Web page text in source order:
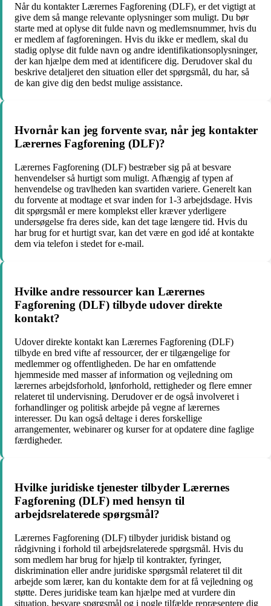
Når du kontakter Lærernes Fagforening (DLF), er det vigtigt at
give dem så mange relevante oplysninger som muligt. Du bør
starte med at oplyse dit fulde navn og medlemsnummer, hvis du
er medlem af fagforeningen. Hvis du ikke er medlem, skal du
stadig oplyse dit fulde navn og andre identifikationsoplysninger,
der kan hjælpe dem med at identificere dig. Derudover skal du
beskrive detaljeret den situation eller det spørgsmål, du har, så
de kan give dig den bedst mulige assistance.
Hvornår kan jeg forvente svar, når jeg kontakter
Lærernes Fagforening (DLF)?
Lærernes Fagforening (DLF) bestræber sig på at besvare
henvendelser så hurtigt som muligt. Afhængig af typen af ​​
henvendelse og travlheden kan svartiden variere. Generelt kan
du forvente at modtage et svar inden for 1-3 arbejdsdage. Hvis
dit spørgsmål er mere komplekst eller kræver yderligere
undersøgelse fra deres side, kan det tage længere tid. Hvis du
har brug for et hurtigt svar, kan det være en god idé at kontakte
dem via telefon i stedet for e-mail.
Hvilke andre ressourcer kan Lærernes
Fagforening (DLF) tilbyde udover direkte
kontakt?
Udover direkte kontakt kan Lærernes Fagforening (DLF)
tilbyde en bred vifte af ressourcer, der er tilgængelige for
medlemmer og offentligheden. De har en omfattende
hjemmeside med masser af information og vejledning om
lærernes arbejdsforhold, lønforhold, rettigheder og flere emner
relateret til undervisning. Derudover er de også involveret i
forhandlinger og politisk arbejde på vegne af lærernes
interesser. Du kan også deltage i deres forskellige
arrangementer, webinarer og kurser for at opdatere dine faglige
færdigheder.
Hvilke juridiske tjenester tilbyder Lærernes
Fagforening (DLF) med hensyn til
arbejdsrelaterede spørgsmål?
Lærernes Fagforening (DLF) tilbyder juridisk bistand og
rådgivning i forhold til arbejdsrelaterede spørgsmål. Hvis du
som medlem har brug for hjælp til kontrakter, fyringer,
diskrimination eller andre juridiske spørgsmål relateret til dit
arbejde som lærer, kan du kontakte dem for at få vejledning og
støtte. Deres juridiske team kan hjælpe med at vurdere din
situation, besvare spørgsmål og i nogle tilfælde repræsentere dig